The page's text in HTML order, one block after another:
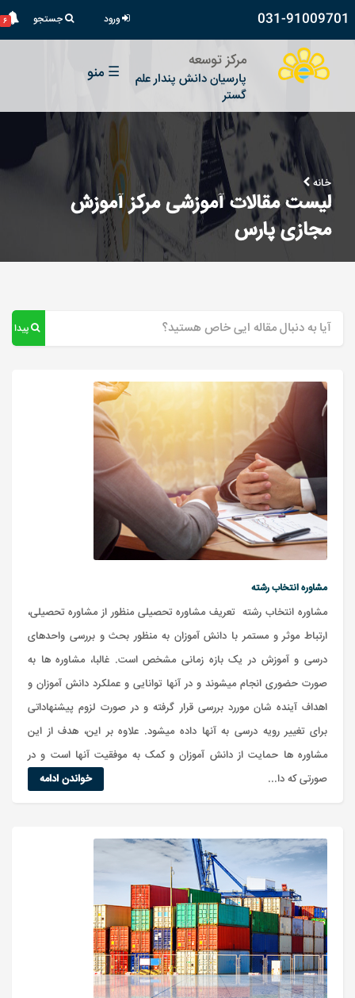
031-91009701 ورود جستجو ۶
مرکز توسعه
پارسیان دانش پندار علم
گستر
☰ منو
خانه
لیست مقالات آموزشی مرکز آموزش
مجازی پارس
پیدا کن
مشاوره انتخاب رشته
مشاوره انتخاب رشته تعریف مشاوره تحصیلی منظور از مشاوره تحصیلی،
ارتباط موثر و مستمر با دانش آموزان به منظور بحث و بررسی واحدهای
درسی و آموزش در یک بازه زمانی مشخص است. غالبا، مشاوره ها به
صورت حضوری انجام میشوند و در آنها توانایی و عملکرد دانش آموزان و
اهداف آینده شان موررد بررسی قرار گرفته و در صورت لزوم پیشنهاداتی
برای تغییر رویه درسی به آنها داده میشود. علاوه بر این، هدف از این
مشاوره ها حمایت از دانش آموزان و کمک به موفقیت آنها است و در
صورتی که دا...
خواندن ادامه